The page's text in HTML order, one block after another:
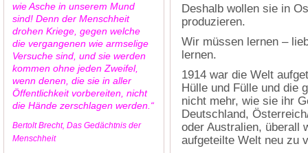
wie Asche in unserem Mund
sind! Denn der Menschheit
drohen Kriege, gegen welche
die vergangenen wie armselige
Versuche sind, und sie werden
kommen ohne jeden Zweifel,
wenn denen, die sie in aller
Öffentlichkeit vorbereiten, nicht
die Hände zerschlagen werden.“
Bertolt Brecht, Das Gedächtnis der
Menschheit
Deshalb wollen sie in
produzieren.
Wir müssen lernen –
lernen.
1914 war die Welt
Hülle und Fülle und die
nicht mehr, wie sie ihr
Deutschland,
oder Australien, überall
aufgeteilte Welt neu zu